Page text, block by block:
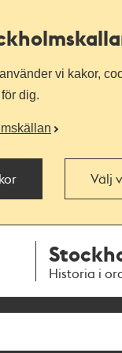
vi kakor,
dig.
Välj
Historia i